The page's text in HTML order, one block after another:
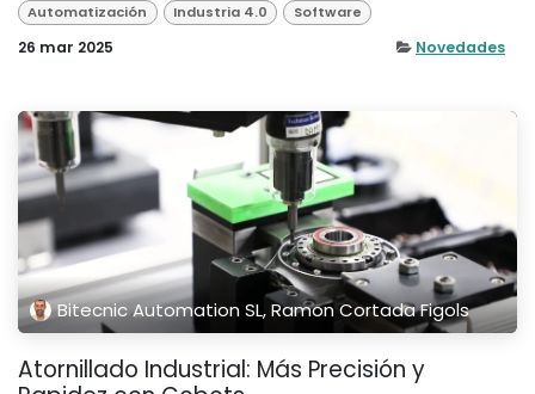
Automatización Industria 4.0 Software
26 mar 2025 Novedades
Bitecnic Automation SL, Ramon Cortada Figols
Atornillado Industrial: Más Precisión y